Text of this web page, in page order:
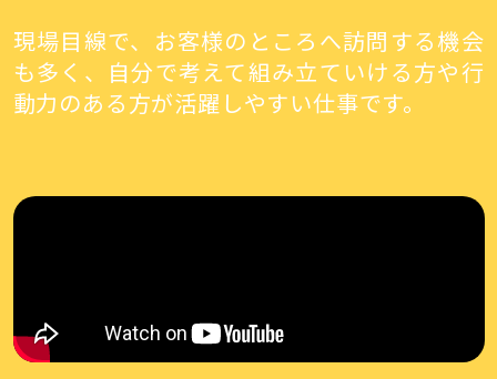
現場目線で、お客様のところへ訪問する機会
も多く、自分で考えて組み立ていける方や行
動力のある方が活躍しやすい仕事です。